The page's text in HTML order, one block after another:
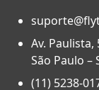
Av. Paulista,
São Paulo –
(11) 5238-